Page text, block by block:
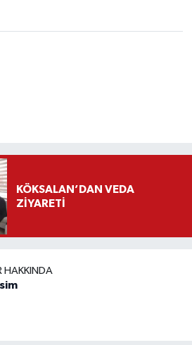
KÖKSALAN’DAN VEDA
ZİYARETİ
HAKKINDA